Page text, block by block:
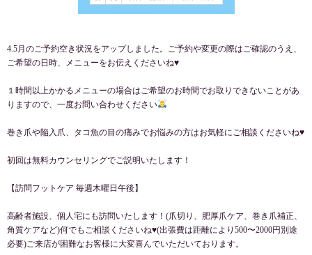
4.5月のご予約空き状況をアップしました。ご予約や変更の際はご確認のうえ、
ご希望の日時、メニューをお伝えくださいね♥
１時間以上かかるメニューの場合はご希望のお時間でお取りできないことがあ
りますので、一度お問い合わせください
巻き爪や陥入爪、タコ魚の目の痛みでお悩みの方はお気軽にご相談くださいね♥
初回は無料カウンセリングでご説明いたします！
【訪問フットケア 毎週木曜日午後】
高齢者施設、個人宅にも訪問いたします！(爪切り、肥厚爪ケア、巻き爪補正、
角質ケアなど)何でもご相談くださいね♥(出張費は距離により500〜2000円別途
必要)ご来店が困難なお客様に大変喜んでいただいております。